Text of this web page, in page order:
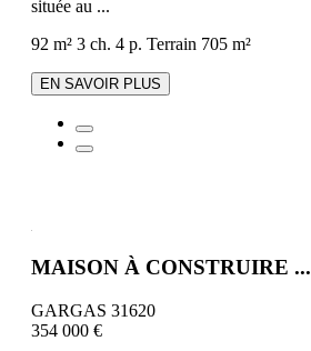
située au ...
92 m² 3 ch. 4 p. Terrain 705 m²
EN SAVOIR PLUS
MAISON À CONSTRUIRE ...
GARGAS 31620
354 000 €